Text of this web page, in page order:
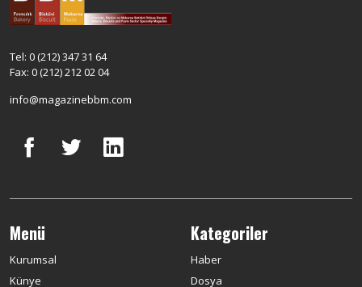
Tel: 0 (212) 347 31 64
Fax: 0 (212) 212 02 04
info@magazinebbm.com
Menü
Kurumsal
Künye
Kategoriler
Haber
Dosya